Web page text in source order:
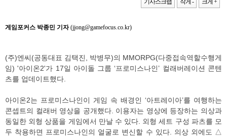
기사스크랩 작게 - 크게 +
게임포커스 박종민 기자(jjong@gamefocus.co.kr)
(주)엔씨(공동대표 김택진, 박병무)의 MMORPG(다중접속역할수행게
임) '아이온2'가 17일 아이돌 그룹 ‘프로미스나인’ 컬래버레이션 콘텐
츠를 업데이트했다.
아이온2는 프로미스나인이 게임 속 배경인 ‘아트레이아’를 여행하는
콘셉트의 컬래버 영상을 공개했다. 이용자는 영상에 등장하는 의상과
동일한 외형 상품을 게임에서 만날 수 있다. 외형 세트 구성 파츠를 모
두 착용하면 프로미스나인의 얼굴로 변신할 수 있다. 의상 외에도 △